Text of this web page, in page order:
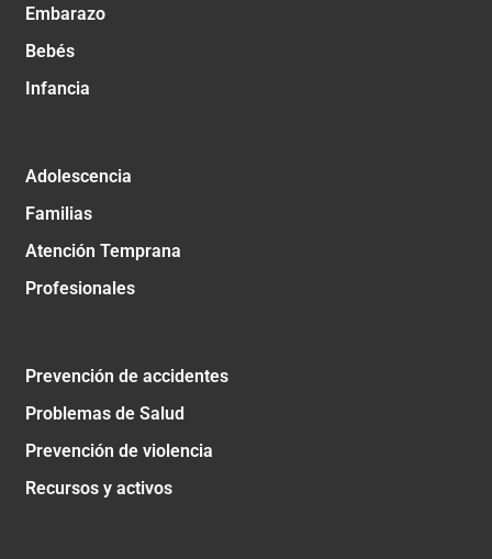
Embarazo
Bebés
Infancia
Adolescencia
Familias
Atención Temprana
Profesionales
Prevención de accidentes
Problemas de Salud
Prevención de violencia
Recursos y activos